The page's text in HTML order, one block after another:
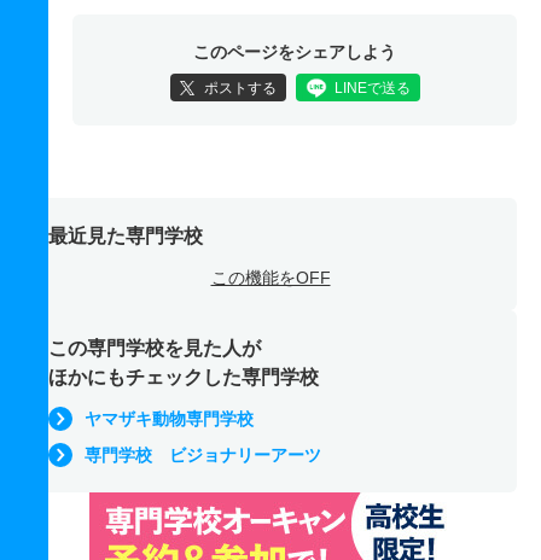
このページをシェアしよう
ポストする LINEで送る
最近見た専門学校
この機能をOFF
この専門学校を見た人が
ほかにもチェックした専門学校
ヤマザキ動物専門学校
専門学校 ビジョナリーアーツ